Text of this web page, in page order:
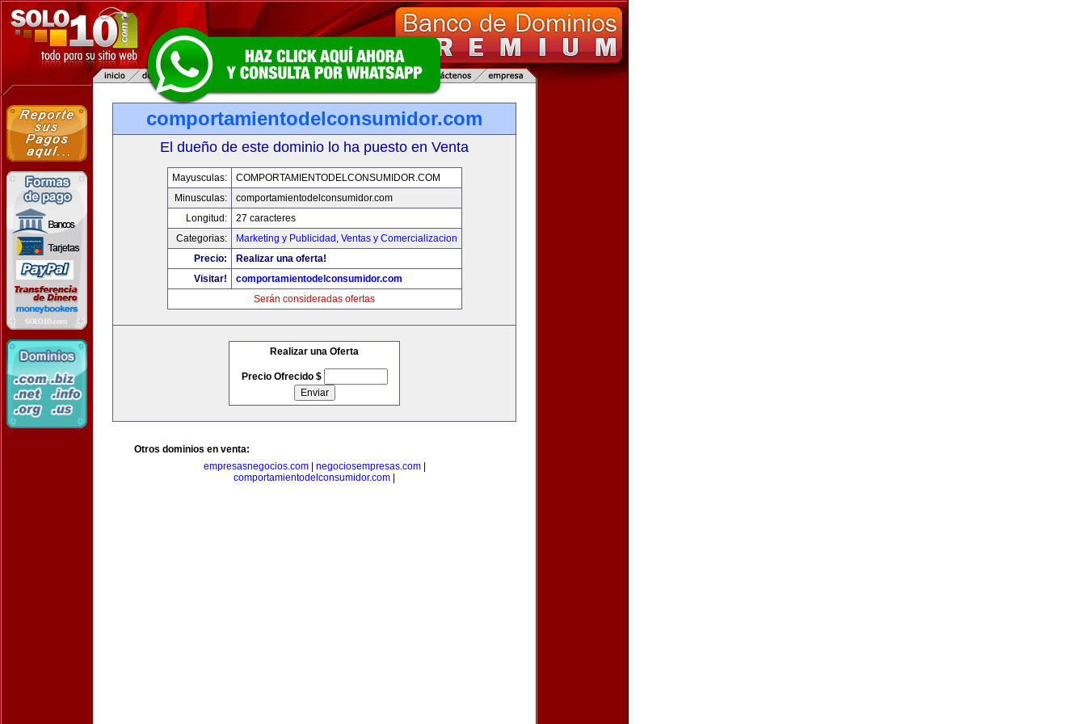
comportamientodelconsumidor.com
El dueño de este dominio lo ha puesto en Venta
Mayusculas:
COMPORTAMIENTODELCONSUMIDOR.COM
Minusculas:
comportamientodelconsumidor.com
Longitud:
27 caracteres
Categorias:
Marketing y Publicidad , Ventas y Comercializacion
Precio:
Realizar una oferta!
Visitar!
comportamientodelconsumidor.com
Serán consideradas ofertas
Realizar una Oferta
Precio Ofrecido $
Otros dominios en venta:
empresasnegocios.com| negociosempresas.com|
comportamientodelconsumidor.com